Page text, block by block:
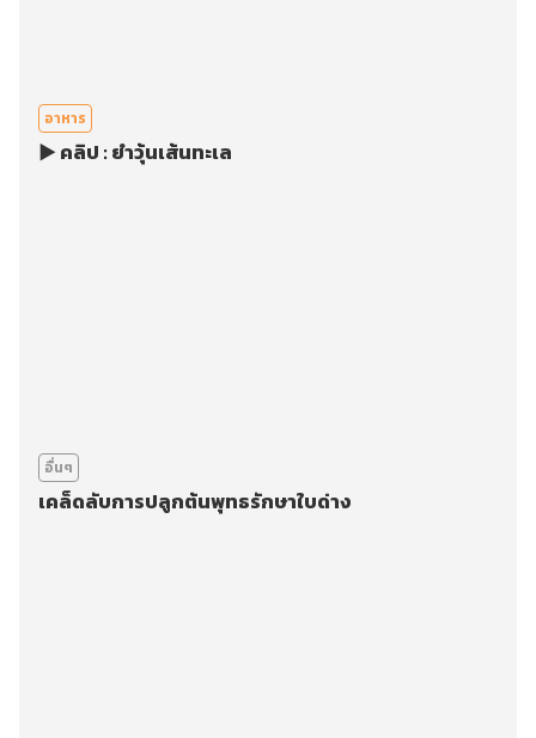
อาหาร
▶️ คลิป : ยำวุ้นเส้นทะเล
อื่นๆ
เคล็ดลับการปลูกต้นพุทธรักษาใบด่าง